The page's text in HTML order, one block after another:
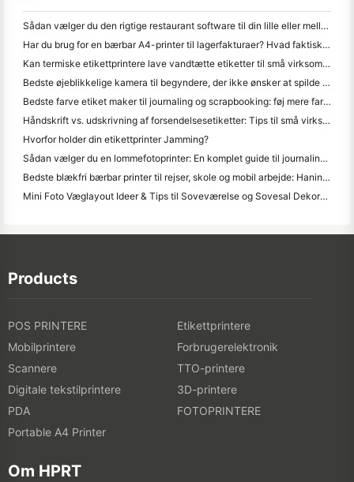
Sådan vælger du den rigtige restaurant software til din lille eller mellemstore restaurant
Har du brug for en bærbar A4-printer til lagerfakturaer? Hvad faktisk virker
Kan termiske etikettprintere lave vandtætte etiketter til små virksomhedsprodukter?
Bedste øjeblikkelige kamera til begyndere, der ikke ønsker at spilde papir
Bedste farve etiket maker til journaling og scrapbooking: føj mere farve til hver side
Håndskrift vs. udskrivning af forsendelsesetiketter: Tips til små virksomheder i 2026
Hvorfor holder din etikettprinter Jamming?
Sådan vælger du en lommefotoprinter: En komplet guide til journaling, rejser og iPhone-brugere
Bedste blækfri bærbar printer til rejser, skole og mobil arbejde: Hanin MT620 Pro anmeldelse
Mini Foto Væglayout Ideer & Tips til Soveværelse og Sovesal Dekoration
Products
POS PRINTERE
Etikettprintere
Mobilprintere
Forbrugerelektronik
Scannere
TTO-printere
Digitale tekstilprintere
3D-printere
PDA
FOTOPRINTERE
Portable A4 Printer
Om HPRT